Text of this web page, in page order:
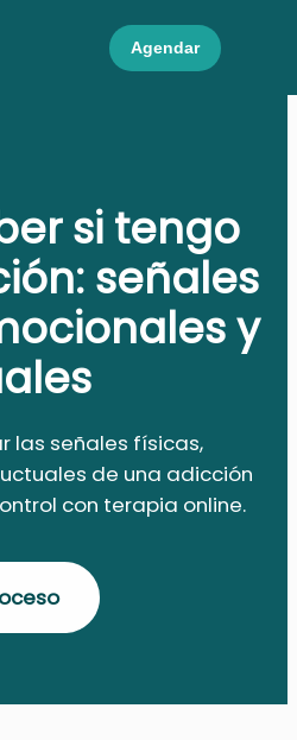
Agendar
si tengo
señales
y
las señales físicas,
de una adicción
con terapia online.